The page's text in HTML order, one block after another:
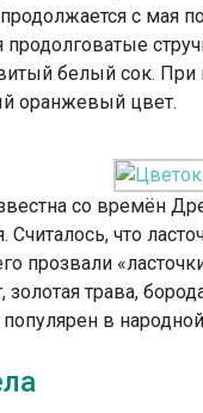
с мая
продолговатые
белый сок.
оранжевый цвет.
со времён
Считалось, что
прозвали
золотая трава,
в